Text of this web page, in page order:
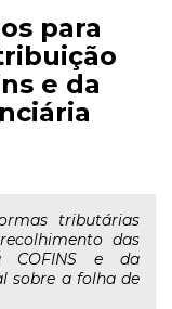
para
e da
tributárias
das
COFINS e da
sobre a folha de